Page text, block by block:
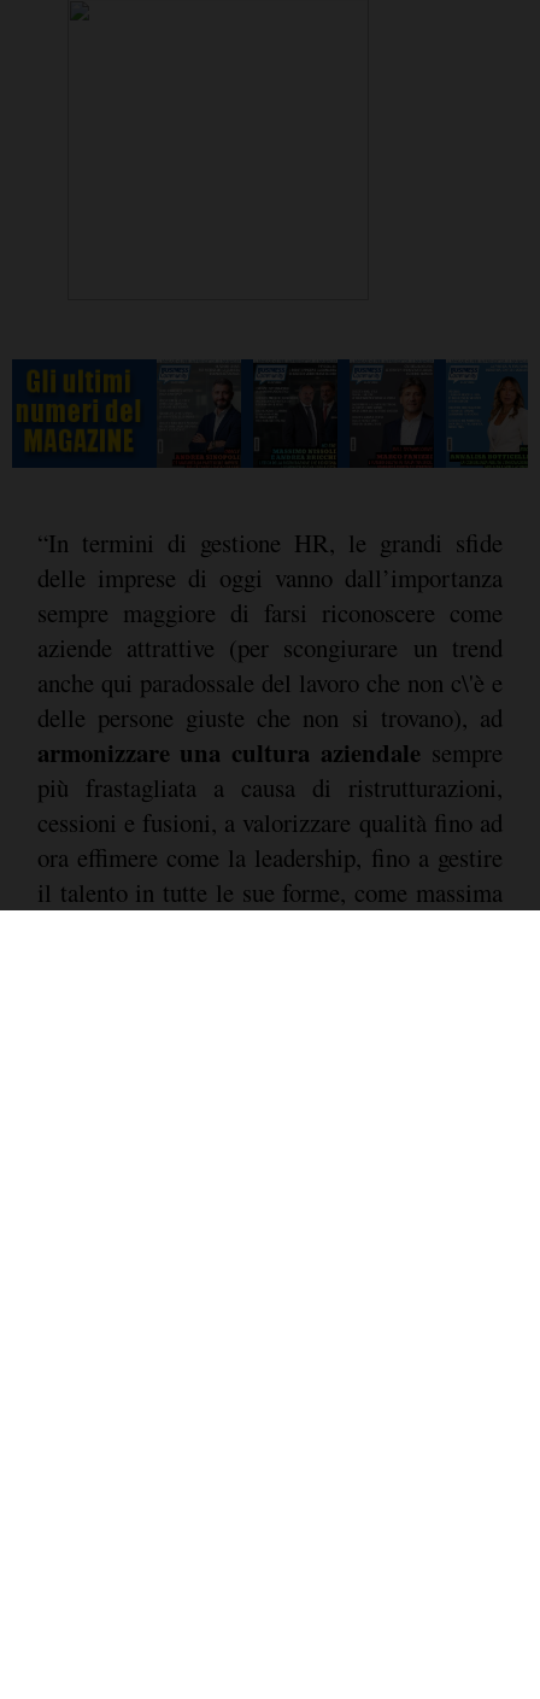
“In termini di gestione HR, le grandi sfide
delle imprese di oggi vanno dall’importanza
sempre maggiore di farsi riconoscere come
aziende attrattive (per scongiurare un trend
anche qui paradossale del lavoro che non c\'è e
delle persone giuste che non si trovano), ad
armonizzare una cultura aziendale sempre
più frastagliata a causa di ristrutturazioni,
cessioni e fusioni, a valorizzare qualità fino ad
ora effimere come la leadership, fino a gestire
il talento in tutte le sue forme, come massima